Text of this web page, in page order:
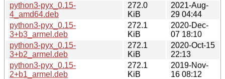
python3-pyx_0.15-
4_amd64.deb
272.0
KiB
2021-Aug-
29 04:44
python3-pyx_0.15-
3+b3_armel.deb
272.1
KiB
2020-Dec-
07 18:10
python3-pyx_0.15-
3+b2_armel.deb
272.1
KiB
2020-Oct-15
22:13
python3-pyx_0.15-
2+b1_armel.deb
272.1
KiB
2019-Nov-
16 08:12